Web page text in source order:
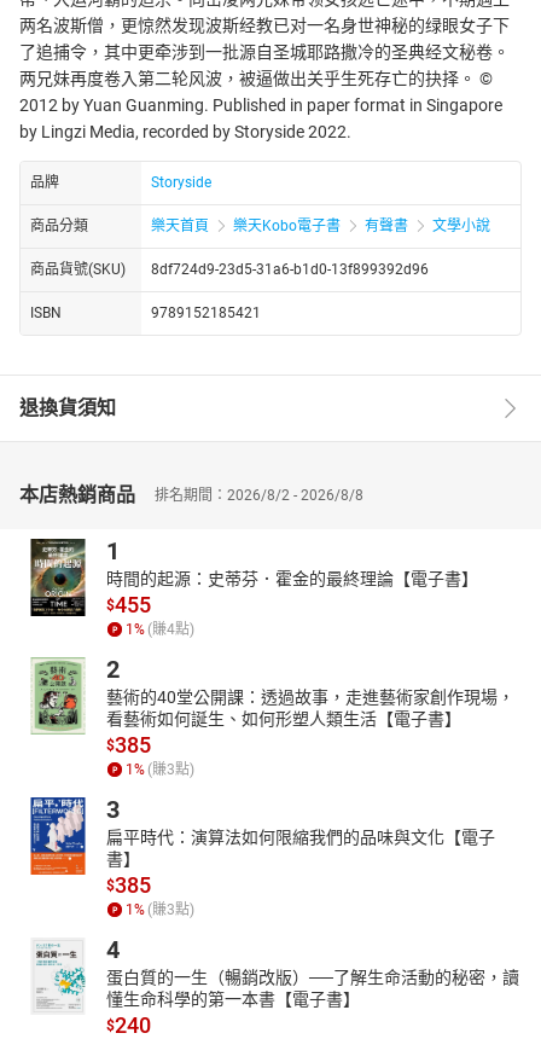
两名波斯僧，更惊然发现波斯经教已对一名身世神秘的绿眼女子下
了追捕令，其中更牵涉到一批源自圣城耶路撒冷的圣典经文秘卷。
两兄妹再度卷入第二轮风波，被逼做出关乎生死存亡的抉择。 ©
2012 by Yuan Guanming. Published in paper format in Singapore
by Lingzi Media, recorded by Storyside 2022.
品牌 Storyside
商品分類 樂天首頁 樂天Kobo電子書 有聲書 文學小說
商品貨號(SKU) 8df724d9-23d5-31a6-b1d0-13f899392d96
ISBN 9789152185421
退換貨須知
本店熱銷商品 排名期間：2026/8/2 - 2026/8/8
1
時間的起源：史蒂芬．霍金的最終理論【電子書】
$455
1% (賺4點)
2
藝術的40堂公開課：透過故事，走進藝術家創作現場，
看藝術如何誕生、如何形塑人類生活【電子書】
$385
1% (賺3點)
3
扁平時代：演算法如何限縮我們的品味與文化【電子
書】
$385
1% (賺3點)
4
蛋白質的一生（暢銷改版）──了解生命活動的秘密，讀
懂生命科學的第一本書【電子書】
$240